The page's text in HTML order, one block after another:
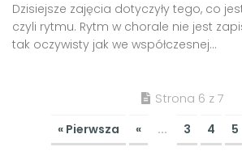
Dzisiejsze zajęcia dotyczyły tego, co
czyli rytmu. Rytm w chorale nie jest
tak oczywisty jak we współczesnej...
Strona 6 z 7
« Pierwsza « ... 3 4 5